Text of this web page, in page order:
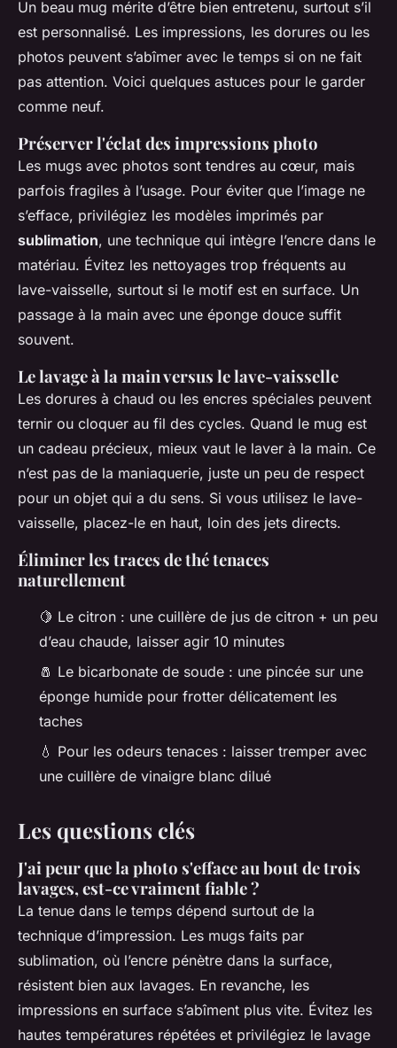
Un beau mug mérite d’être bien entretenu, surtout s’il
est personnalisé. Les impressions, les dorures ou les
photos peuvent s’abîmer avec le temps si on ne fait
pas attention. Voici quelques astuces pour le garder
comme neuf.
Préserver l'éclat des impressions photo
Les mugs avec photos sont tendres au cœur, mais
parfois fragiles à l’usage. Pour éviter que l’image ne
s’efface, privilégiez les modèles imprimés par
sublimation, une technique qui intègre l’encre dans le
matériau. Évitez les nettoyages trop fréquents au
lave-vaisselle, surtout si le motif est en surface. Un
passage à la main avec une éponge douce suffit
souvent.
Le lavage à la main versus le lave-vaisselle
Les dorures à chaud ou les encres spéciales peuvent
ternir ou cloquer au fil des cycles. Quand le mug est
un cadeau précieux, mieux vaut le laver à la main. Ce
n’est pas de la maniaquerie, juste un peu de respect
pour un objet qui a du sens. Si vous utilisez le lave-
vaisselle, placez-le en haut, loin des jets directs.
Éliminer les traces de thé tenaces
naturellement
🍋 Le citron : une cuillère de jus de citron + un peu
d’eau chaude, laisser agir 10 minutes
🧂 Le bicarbonate de soude : une pincée sur une
éponge humide pour frotter délicatement les
taches
💧 Pour les odeurs tenaces : laisser tremper avec
une cuillère de vinaigre blanc dilué
Les questions clés
J'ai peur que la photo s'efface au bout de trois
lavages, est-ce vraiment fiable ?
La tenue dans le temps dépend surtout de la
technique d’impression. Les mugs faits par
sublimation, où l’encre pénètre dans la surface,
résistent bien aux lavages. En revanche, les
impressions en surface s’abîment plus vite. Évitez les
hautes températures répétées et privilégiez le lavage